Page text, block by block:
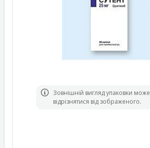
Зовнішній вигляд упаковки може
відрізнятися від зображеного.